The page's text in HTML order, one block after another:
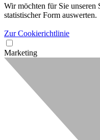
Wir möchten für Sie unseren
statistischer Form auswerten.
Zur Cookierichtlinie
Marketing